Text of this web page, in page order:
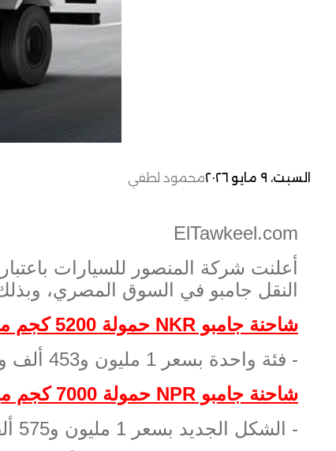
السبت، ٩ مايو ٢٠٢٦ محمود لطفي
ElTawkeel.com
أعلنت شركة المنصور للسيارات
النقل جامبو في السوق المصري،
شاحنة جامبو NKR حمولة 5200 كجم
- فئة واحدة بسعر 1 مليون و453 ألف و
شاحنة جامبو NPR حمولة 7000 كجم
-
الشكل الجديد بسعر 1 مليون و575